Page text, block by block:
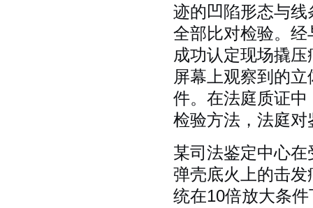
迹的凹陷形态与
全部比对检验。
成功认定现场撬
屏幕上观察到的
件。在法庭质证
检验方法，法庭
某司法鉴定中心
弹壳底火上的击
统在10倍放大条